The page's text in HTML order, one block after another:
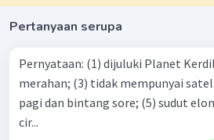
Pertanyaan serupa
Pernyataan: (1) dijuluki Planet Kerdil; (2) cahaya kemerah-
merahan; (3) tidak mempunyai satelit; (4) dijuluki bintang
pagi dan bintang sore; (5) sudut elongasi terbesar 48°. Ciri-
cir...